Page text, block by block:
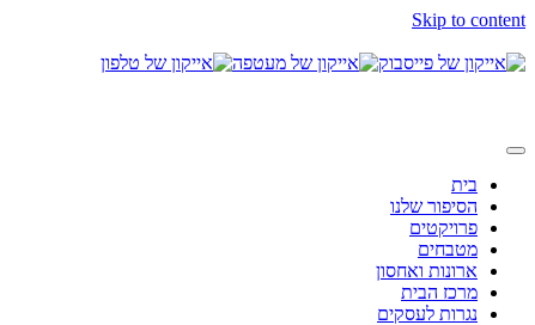
Skip to content
בית
הסיפור שלנו
פרויקטים
מטבחים
ארונות ואחסון
מרכז הבית
נגרות לעסקים